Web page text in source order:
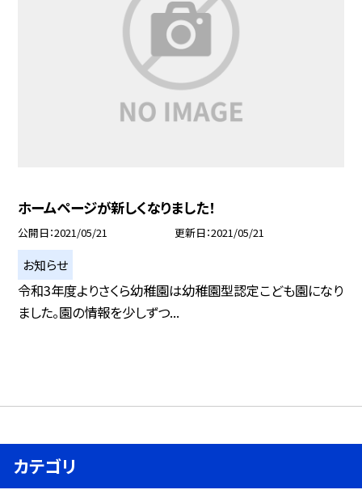
ホームページが新しくなりました！
公開日 2021/05/21 更新日 2021/05/21
お知らせ
令和3年度よりさくら幼稚園は幼稚園型認定こども園になり
ました。園の情報を少しずつ...
カテゴリ